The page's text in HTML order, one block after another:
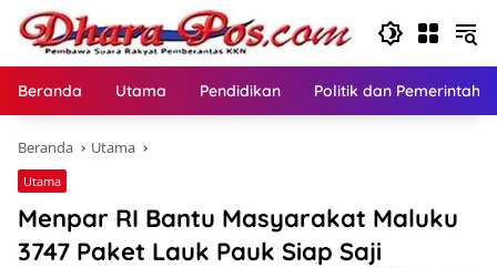
Langsung
konten
Beranda Utama Pendidikan Politik dan
Beranda Utama
Utama
Menpar RI Bantu Masyarakat Maluku
3747 Paket Lauk Pauk Siap Saji